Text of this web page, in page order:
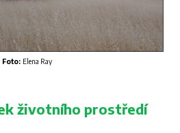
Foto: Elena Ray
životního prostředí